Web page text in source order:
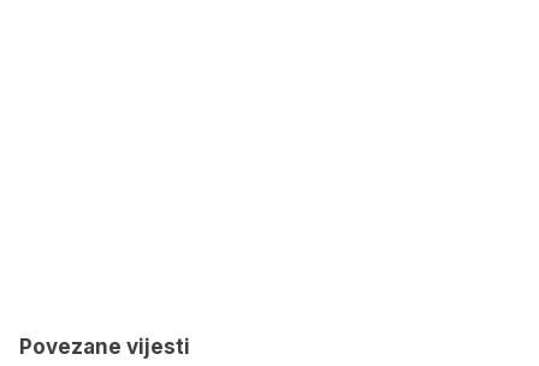
Povezane vijesti